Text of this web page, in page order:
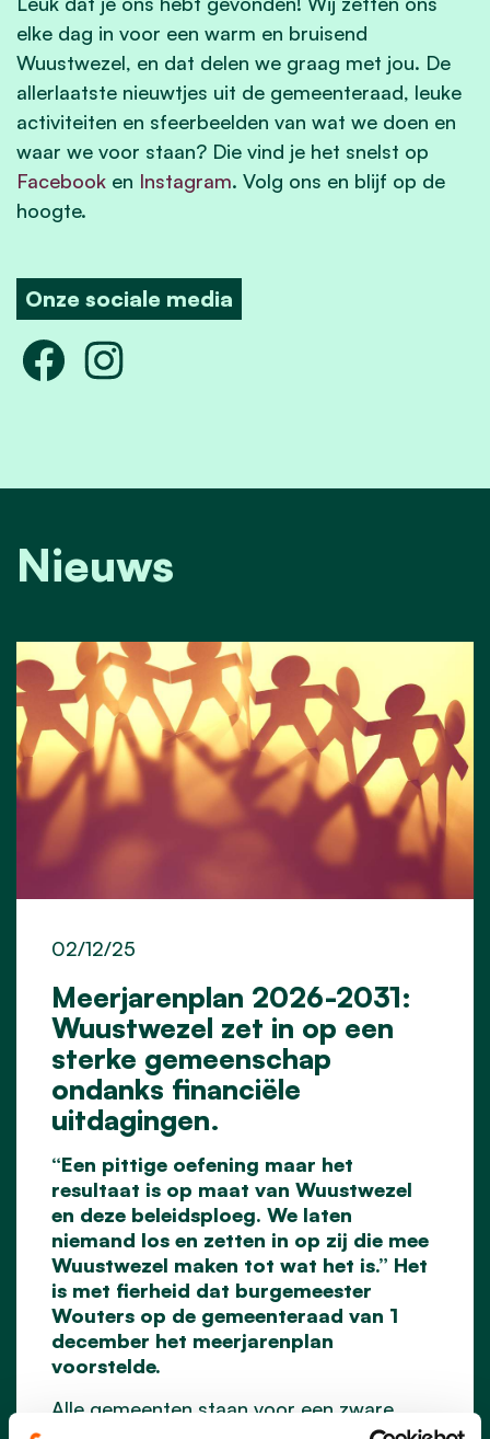
elke dag in voor een warm en bruisend
Wuustwezel, en dat delen we graag met jou. De
allerlaatste nieuwtjes uit de gemeenteraad, leuke
activiteiten en sfeerbeelden van wat we doen en
waar we voor staan? Die vind je het snelst op
Facebook en Instagram. Volg ons en blijf op de
hoogte.
Onze sociale media
Nieuws
Meerjarenplan 2026-2031:
Wuustwezel zet in op een
sterke gemeenschap
ondanks financiële
uitdagingen.
02/12/25
“Een pittige oefening maar het
resultaat is op maat van Wuustwezel
en deze beleidsploeg. We laten
niemand los en zetten in op zij die mee
Wuustwezel maken tot wat het is.” Het
is met fierheid dat burgemeester
Wouters op de gemeenteraad van 1
december het meerjarenplan
voorstelde.
Alle gemeenten staan voor een zware
financiële oefening. De keuzes die de